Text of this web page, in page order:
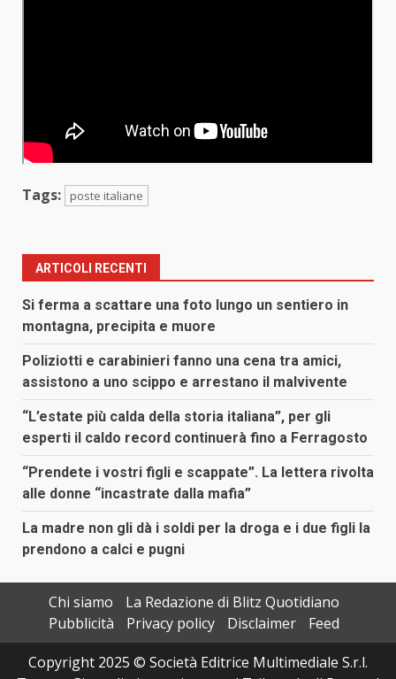
Tags: poste italiane
ARTICOLI RECENTI
Si ferma a scattare una foto lungo un sentiero in
montagna, precipita e muore
Poliziotti e carabinieri fanno una cena tra amici,
assistono a uno scippo e arrestano il malvivente
“L’estate più calda della storia italiana”, per gli
esperti il caldo record continuerà fino a Ferragosto
“Prendete i vostri figli e scappate”. La lettera rivolta
alle donne “incastrate dalla mafia”
La madre non gli dà i soldi per la droga e i due figli la
prendono a calci e pugni
Chi siamo
La Redazione di Blitz Quotidiano
Pubblicità
Privacy policy Disclaimer
Feed
Copyright 2025 © Società Editrice Multimediale S.r.l.